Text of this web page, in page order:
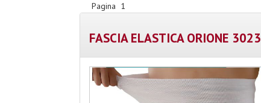
Pagina 1
FASCIA ELASTICA ORIONE 3023